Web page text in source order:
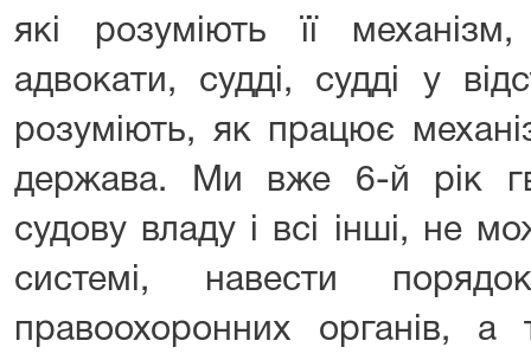
які розуміють її
адвокати, судді, судді у
розуміють, як працює
держава. Ми вже 6-й рік
судову владу і всі інші, не
системі, навести
правоохоронних органів,